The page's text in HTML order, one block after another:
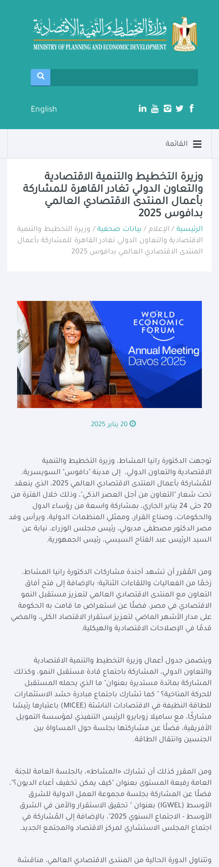
English
القائمة
وزيرة التخطيط والتنمية الاقتصادية
والتعاون الدولي تغادر القاهرة للمشاركة
بأعمال المنتدى الاقتصادي العالمي
بدافوس 2025
الرئيسية/ الإعلام / بيانات صحفية/ وزيرة التخطيط والتنمية
الاقتصادية والتعاون الدولي تغادر القاهرة للمشاركة بأعمال
المنتدى الاقتصادي العالمي بدافوس 2025
20 يناير 2025
توجهت الدكتورة رانيا المشاط، وزيرة التخطيط والتنمية
الاقتصادية والتعاون الدولي، إلى مدينة "دافوس" السويسرية،
للمُشاركة بأعمال المنتدى الاقتصادي العالمي 2025، الذي ينعقد
تحت شعار "التعاون من أجل العصر الذكي"، وذلك خلال الفترة من
20 حتى 24 يناير الجاري، بمشاركة واسعة من رؤساء الدول
والحكومات، وصناع القرار، وممثلي المنظمات الدولية، ويرأس وفد
مصر الدكتور مصطفى مدبولي، رئيس مجلس الوزراء، نيابة عن
السيد الرئيس عبد الفتاح السيسي، رئيس الجمهورية.
ومن المُقرر أن تشهد أجندة مشاركات الدكتورة رانيا المشاط،
زخمًا من الفعاليات واللقاءات الثنائية؛ بالإضافة إلى فتح آفاق
التعاون مع المنتدى الاقتصادي العالمي لتعزيز مستقبل النمو
الاقتصادي في مصر، فضلًا عن استعراض ما قامت به الحكومة
على مدار الأشهر الماضي لتعزيز استقرار الاقتصاد الكلي، والمضي
قدمًا في الإصلاحات الاقتصادية والهيكلية.
ويتضمن جدول أعمال وزيرة التخطيط والتنمية الاقتصادية
والتعاون الدولي، المشاركة باجتماع قادة مستقبل النمو، وكذلك
المشاركة بمائدة مستديرة بعنوان" ما الذي يحمله المستقبل
للحركة المناخية؟ " كما تشارك باجتماع مبادرة حشد الاستثمارات
للطاقة النظيفة في الاقتصادات الناشئة (MICEE) باعتبارها رئيسًا
مشاركًا، مع ساميلا زوبايرو الرئيس التنفيذي لمؤسسة التمويل
الأفريقية، فضلًا عن مشاركتها بجلسة حول المساواة بين
الجنسين وانتقال الطاقة.
ومن المقرر كذلك أن تشارك «المشاط»، بالجلسة العامة للجنة
العامة رفيعة المستوى بعنوان "كيف يمكن تخفيف أعباء الديون؟"،
فضلًا عن المشاركة بجلسة مجموعة العمل الدولية للشرق
الأوسط (IGWEL) بعنوان " تحقيق الاستقرار والأمن في الشرق
الأوسط - الاجتماع السنوي 2025"، بالإضافة إلى المُشاركة في
اجتماع المجلس الاستشاري لمركز الاقتصاد والمجتمع الجديد.
وتتناول الدورة الحالية من المنتدى الاقتصادي العالمي، مناقشة